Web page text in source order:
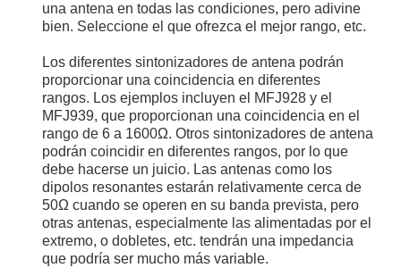
una antena en todas las condiciones, pero adivine
bien. Seleccione el que ofrezca el mejor rango, etc.
Los diferentes sintonizadores de antena podrán
proporcionar una coincidencia en diferentes
rangos. Los ejemplos incluyen el MFJ928 y el
MFJ939, que proporcionan una coincidencia en el
rango de 6 a 1600Ω. Otros sintonizadores de antena
podrán coincidir en diferentes rangos, por lo que
debe hacerse un juicio. Las antenas como los
dipolos resonantes estarán relativamente cerca de
50Ω cuando se operen en su banda prevista, pero
otras antenas, especialmente las alimentadas por el
extremo, o dobletes, etc. tendrán una impedancia
que podría ser mucho más variable.